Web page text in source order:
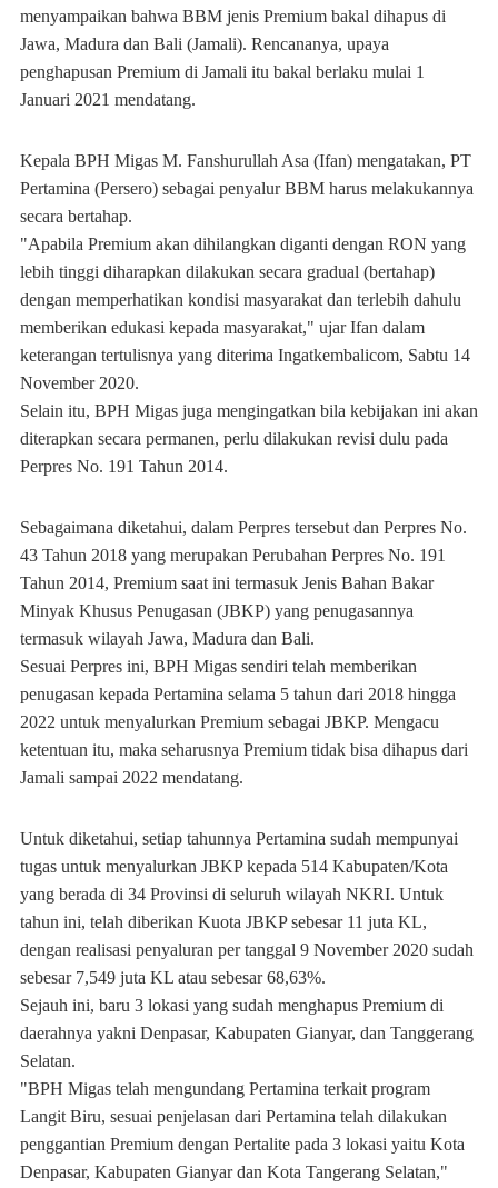
menyampaikan bahwa BBM jenis Premium bakal dihapus di
Jawa, Madura dan Bali (Jamali). Rencananya, upaya
penghapusan Premium di Jamali itu bakal berlaku mulai 1
Januari 2021 mendatang.
Kepala BPH Migas M. Fanshurullah Asa (Ifan) mengatakan, PT
Pertamina (Persero) sebagai penyalur BBM harus melakukannya
secara bertahap.
"Apabila Premium akan dihilangkan diganti dengan RON yang
lebih tinggi diharapkan dilakukan secara gradual (bertahap)
dengan memperhatikan kondisi masyarakat dan terlebih dahulu
memberikan edukasi kepada masyarakat," ujar Ifan dalam
keterangan tertulisnya yang diterima Ingatkembalicom, Sabtu 14
November 2020.
Selain itu, BPH Migas juga mengingatkan bila kebijakan ini akan
diterapkan secara permanen, perlu dilakukan revisi dulu pada
Perpres No. 191 Tahun 2014.
Sebagaimana diketahui, dalam Perpres tersebut dan Perpres No.
43 Tahun 2018 yang merupakan Perubahan Perpres No. 191
Tahun 2014, Premium saat ini termasuk Jenis Bahan Bakar
Minyak Khusus Penugasan (JBKP) yang penugasannya
termasuk wilayah Jawa, Madura dan Bali.
Sesuai Perpres ini, BPH Migas sendiri telah memberikan
penugasan kepada Pertamina selama 5 tahun dari 2018 hingga
2022 untuk menyalurkan Premium sebagai JBKP. Mengacu
ketentuan itu, maka seharusnya Premium tidak bisa dihapus dari
Jamali sampai 2022 mendatang.
Untuk diketahui, setiap tahunnya Pertamina sudah mempunyai
tugas untuk menyalurkan JBKP kepada 514 Kabupaten/Kota
yang berada di 34 Provinsi di seluruh wilayah NKRI. Untuk
tahun ini, telah diberikan Kuota JBKP sebesar 11 juta KL,
dengan realisasi penyaluran per tanggal 9 November 2020 sudah
sebesar 7,549 juta KL atau sebesar 68,63%.
Sejauh ini, baru 3 lokasi yang sudah menghapus Premium di
daerahnya yakni Denpasar, Kabupaten Gianyar, dan Tanggerang
Selatan.
"BPH Migas telah mengundang Pertamina terkait program
Langit Biru, sesuai penjelasan dari Pertamina telah dilakukan
penggantian Premium dengan Pertalite pada 3 lokasi yaitu Kota
Denpasar, Kabupaten Gianyar dan Kota Tangerang Selatan,"